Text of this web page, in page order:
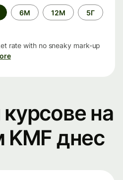
6М 12М 5Г
rate with no sneaky mark-up
на
KMF днес